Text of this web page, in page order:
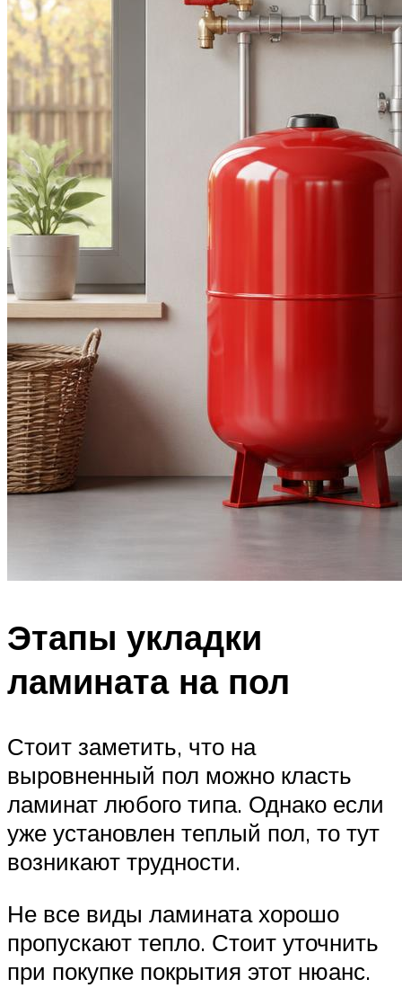
Этапы укладки
ламината на пол
Стоит заметить, что на
выровненный пол можно класть
ламинат любого типа. Однако если
уже установлен теплый пол, то тут
возникают трудности.
Не все виды ламината хорошо
пропускают тепло. Стоит уточнить
при покупке покрытия этот нюанс.